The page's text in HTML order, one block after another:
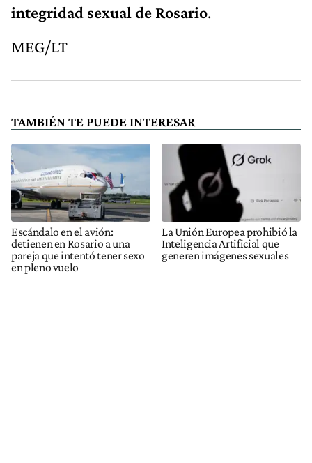
integridad sexual de Rosario.
MEG/LT
TAMBIÉN TE PUEDE INTERESAR
Escándalo en el avión:
detienen en Rosario a una
pareja que intentó tener sexo
en pleno vuelo
La Unión Europea prohibió la
Inteligencia Artificial que
generen imágenes sexuales